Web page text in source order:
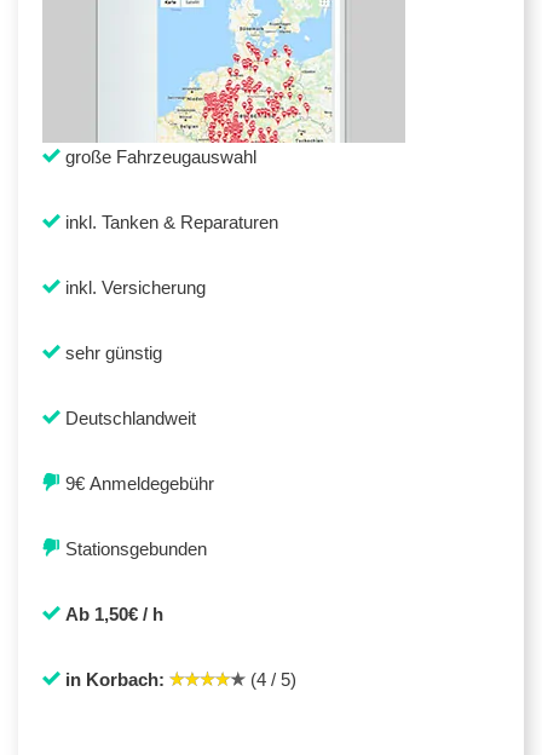
große Fahrzeugauswahl
inkl. Tanken & Reparaturen
inkl. Versicherung
sehr günstig
Deutschlandweit
9€ Anmeldegebühr
Stationsgebunden
Ab 1,50€ / h
in Korbach: (4 / 5)